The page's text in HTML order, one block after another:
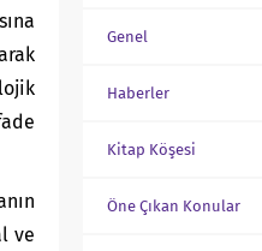
ve
Genel
Haberler
Kitap Köşesi
Öne Çıkan Konular